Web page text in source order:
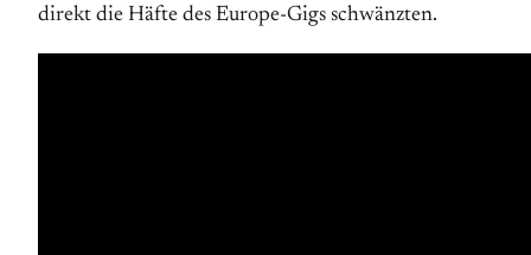
direkt die Häfte des Europe-Gigs schwänzten.